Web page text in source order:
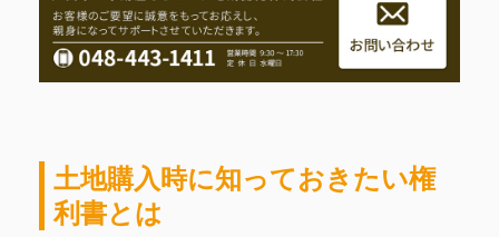
土地購入時に知っておきたい権
利書とは